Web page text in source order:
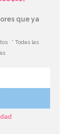
que ya
* Todas las